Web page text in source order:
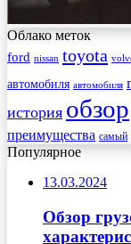
Облако меток
ford nissan toyota
автомобиля автомобиля
история обзор
преимущества самый
Популярное
13.03.2024
Обзор